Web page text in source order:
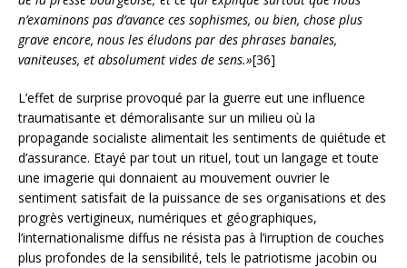
n’examinons pas d’avance ces sophismes, ou bien, chose plus
grave encore, nous les éludons par des phrases banales,
vaniteuses, et absolument vides de sens.»[36]
L’effet de surprise provoqué par la guerre eut une influence
traumatisante et démoralisante sur un milieu où la
propagande socialiste alimentait les sentiments de quiétude et
d’assurance. Etayé par tout un rituel, tout un langage et toute
une imagerie qui donnaient au mouvement ouvrier le
sentiment satisfait de la puissance de ses organisations et des
progrès vertigineux, numériques et géographiques,
l’internationalisme diffus ne résista pas à l’irruption de couches
plus profondes de la sensibilité, tels le patriotisme jacobin ou